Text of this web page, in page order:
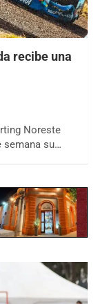
recibe una
Noreste
semana su…